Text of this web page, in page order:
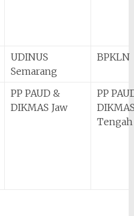
UDINUS
Semarang
BPKLN
PP PAUD &
DIKMAS Jaw
PP
Tengah